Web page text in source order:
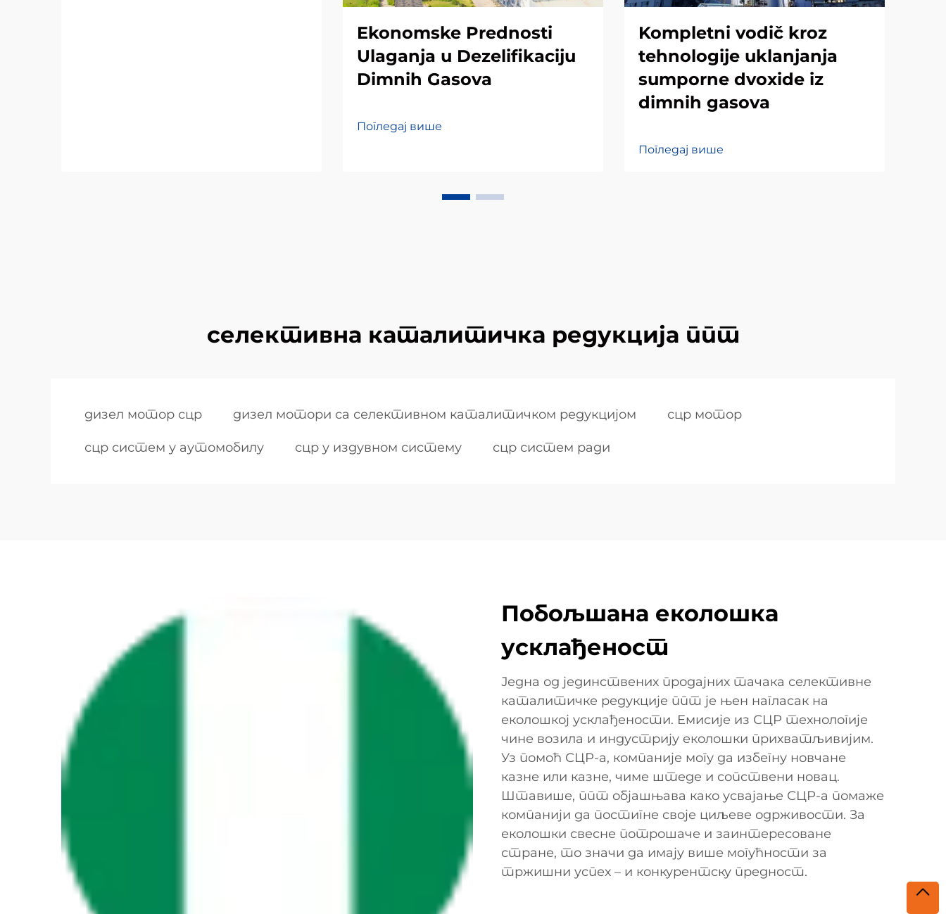
Ekonomske Prednosti
Ulaganja u Dezelifikaciju
Dimnih Gasova
Погледај више
Kompletni vodič kroz
tehnologije uklanjanja
sumporne dvoxide iz
dimnih gasova
Погледај више
селективна каталитичка редукција ппт
дизел мотор сцр дизел мотори са селективном каталитичком редукцијом сцр мотор
сцр систем у аутомобилу сцр у издувном систему сцр систем ради
Побољшана еколошка
усклађеност
Једна од јединствених продајних тачака селективне
каталитичке редукције ппт је њен нагласак на
еколошкој усклађености. Емисије из СЦР технологије
чине возила и индустрију еколошки прихватљивијим.
Уз помоћ СЦР-а, компаније могу да избегну новчане
казне или казне, чиме штеде и сопствени новац.
Штавише, ппт објашњава како усвајање СЦР-а помаже
компанији да постигне своје циљеве одрживости. За
еколошки свесне потрошаче и заинтересоване
стране, то значи да имају више могућности за
тржишни успех – и конкурентску предност.